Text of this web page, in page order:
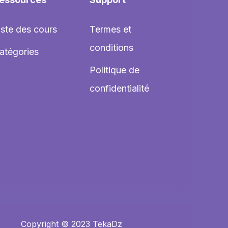
des cours
Termes et
conditions
Politique de
confidentialité
Copyright © 2023 TekaDz